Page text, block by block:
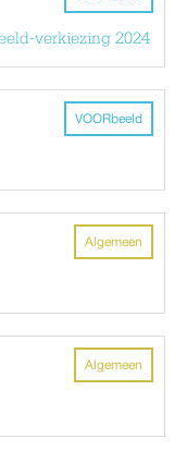
verkiezing 2024
VOORbeeld
Algemeen
Algemeen